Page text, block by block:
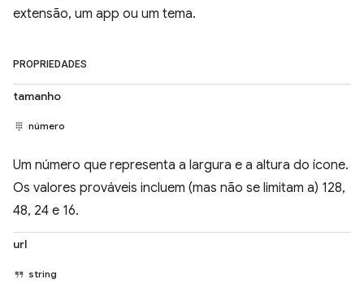
extensão, um app ou um tema.
PROPRIEDADES
tamanho
número
Um número que representa a largura e a altura do ícone.
Os valores prováveis incluem (mas não se limitam a) 128,
48, 24 e 16.
url
string